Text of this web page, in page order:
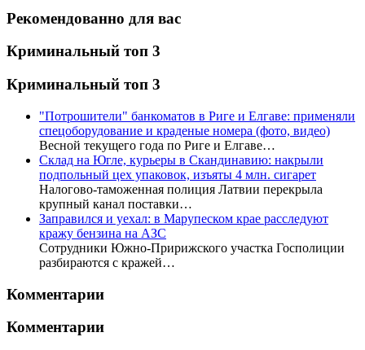
Рекомендованно для вас
Криминальный топ 3
Криминальный топ 3
"Потрошители" банкоматов в Риге и Елгаве: применяли
спецоборудование и краденые номера (фото, видео)
Весной текущего года по Риге и Елгаве…
Склад на Югле, курьеры в Скандинавию: накрыли
подпольный цех упаковок, изъяты 4 млн. сигарет
Налогово-таможенная полиция Латвии перекрыла
крупный канал поставки…
Заправился и уехал: в Марупеском крае расследуют
кражу бензина на АЗС
Сотрудники Южно-Пририжского участка Госполиции
разбираются с кражей…
Комментарии
Комментарии